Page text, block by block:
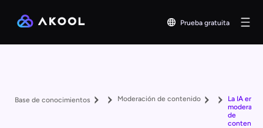
Prueba gratuita
Base de conocimientos Moderación de contenido
La IA en la
de
contenido